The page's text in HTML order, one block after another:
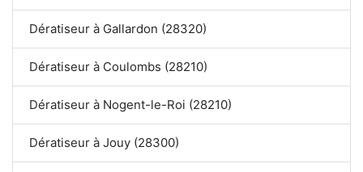
Dératiseur à Gallardon (28320)
Dératiseur à Coulombs (28210)
Dératiseur à Nogent-le-Roi (28210)
Dératiseur à Jouy (28300)